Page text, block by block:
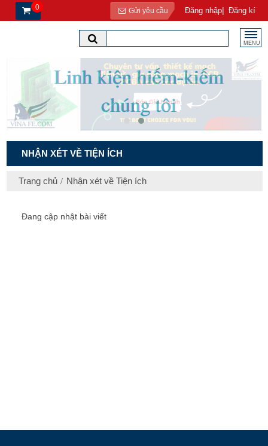
0 Gửi yêu cầu Đăng nhập| Đăng kí
MENU
NHẬN XÉT VỀ TIỆN ÍCH
Trang chủ Nhận xét về Tiện ích
Đang cập nhật bài viết